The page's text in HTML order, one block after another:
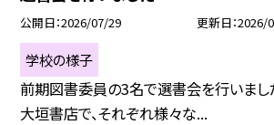
公開日 2026/07/29 更新日 2026/
学校の様子
前期図書委員の3名で選書会を行いまし
大垣書店で、それぞれ様々な...